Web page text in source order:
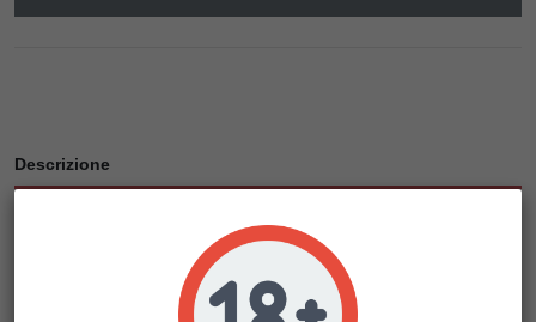
Descrizione
Abbiamo incrociato la nostra MGK in fioritura viola con un
taglio White Widow vincitore della Coppa.